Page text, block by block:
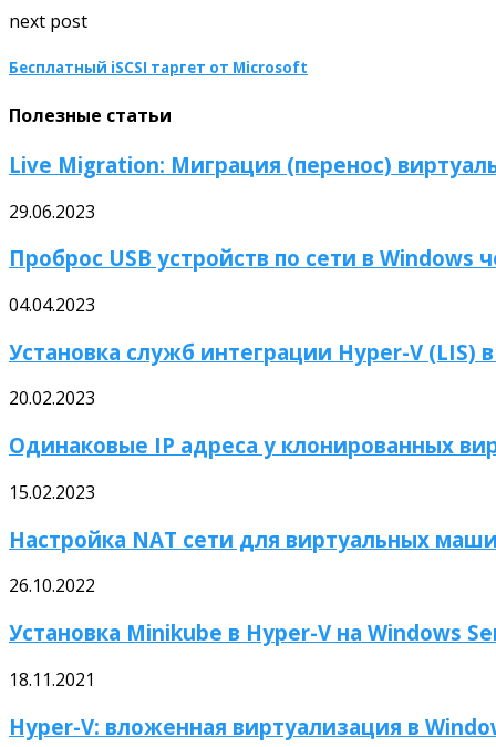
next post
Бесплатный iSCSI таргет от Microsoft
Полезные статьи
Live Migration: Миграция (перенос)
29.06.2023
Проброс USB устройств по сети в Windows
04.04.2023
Установка служб интеграции Hyper-V (LIS)
20.02.2023
Одинаковые IP адреса у клонированных
15.02.2023
Настройка NAT сети для виртуальных
26.10.2022
Установка Minikube в Hyper-V на Windows
18.11.2021
Hyper-V: вложенная виртуализация в